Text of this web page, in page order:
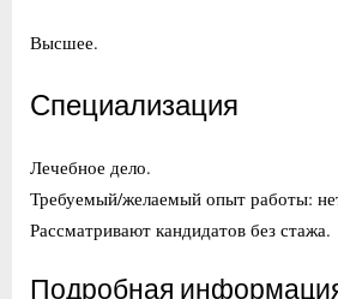
Высшее.
Специализация
Лечебное дело.
Требуемый/желаемый опыт работы:
Рассматривают кандидатов без стажа.
Подробная